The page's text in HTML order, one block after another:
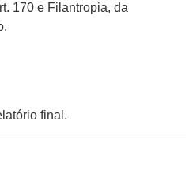
170 e Filantropia, da
final.